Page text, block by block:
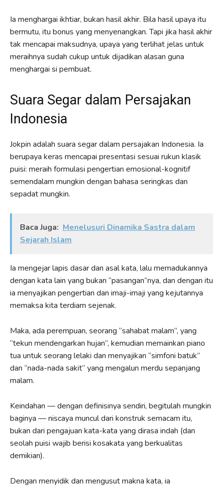
Ia menghargai ikhtiar, bukan hasil akhir. Bila hasil upaya itu
bermutu, itu bonus yang menyenangkan. Tapi jika hasil akhir
tak mencapai maksudnya, upaya yang terlihat jelas untuk
meraihnya sudah cukup untuk dijadikan alasan guna
menghargai si pembuat.
Suara Segar dalam Persajakan
Indonesia
Jokpin adalah suara segar dalam persajakan Indonesia. Ia
berupaya keras mencapai presentasi sesuai rukun klasik
puisi: meraih formulasi pengertian emosional-kognitif
semendalam mungkin dengan bahasa seringkas dan
sepadat mungkin.
Baca Juga: Menelusuri Dinamika Sastra dalam
Sejarah Islam
Ia mengejar lapis dasar dan asal kata, lalu memadukannya
dengan kata lain yang bukan “pasangan”nya, dan dengan itu
ia menyajikan pengertian dan imaji-imaji yang kejutannya
memaksa kita terdiam sejenak.
Maka, ada perempuan, seorang “sahabat malam”, yang
“tekun mendengarkan hujan”, kemudian memainkan piano
tua untuk seorang lelaki dan menyajikan “simfoni batuk”
dan “nada-nada sakit” yang mengalun merdu sepanjang
malam.
Keindahan — dengan definisinya sendiri, begitulah mungkin
baginya — niscaya muncul dari konstruk semacam itu,
bukan dari pengajuan kata-kata yang dirasa indah (dan
seolah puisi wajib berisi kosakata yang berkualitas
demikian).
Dengan menyidik dan mengusut makna kata, ia